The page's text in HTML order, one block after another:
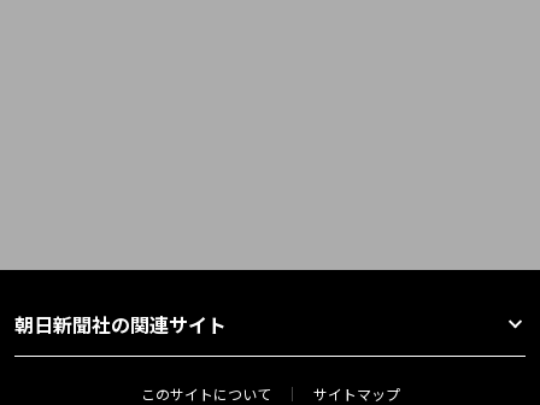
朝日新聞社の関連サイト
このサイトについて サイトマップ